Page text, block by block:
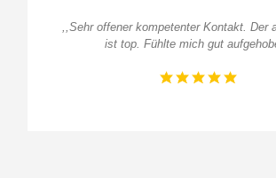
,,Sehr offener kompetenter Kontakt. Der
ist top. Fühlte mich gut